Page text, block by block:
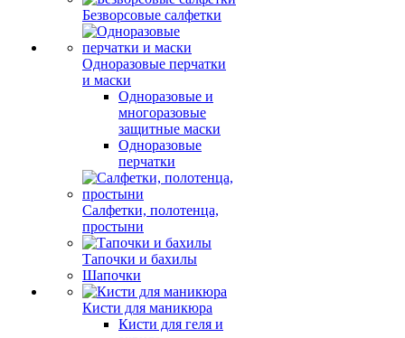
Безворсовые салфетки
Одноразовые перчатки
и маски
Одноразовые и
многоразовые
защитные маски
Одноразовые
перчатки
Салфетки, полотенца,
простыни
Тапочки и бахилы
Шапочки
Кисти для маникюра
Кисти для геля и